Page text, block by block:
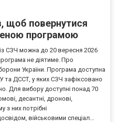
щоб повернутися
програмою
СЗЧ можна до 20 вересня 2026
не діятиме. Про
України. Програма доступна
ДССТ, у яких СЗЧ зафіксовано
Для вибору доступні понад 70
десантні, дронові,
з них потрібні
військовими спеціал...